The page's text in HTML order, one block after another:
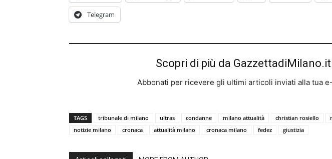
Telegram
Scopri di più da GazzettadiMilano.it
Abbonati per ricevere gli ultimi articoli inviati alla tua
TAGS tribunale di milano ultras condanne milano attualità christian rosiello
notizie milano
cronaca attualità milano cronaca milano fedez giustizia